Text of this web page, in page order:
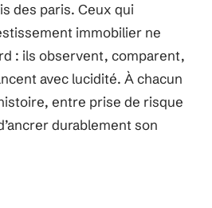
des paris. Ceux qui
immobilier ne
: ils observent, comparent,
avec lucidité. À chacun
entre prise de risque
durablement son